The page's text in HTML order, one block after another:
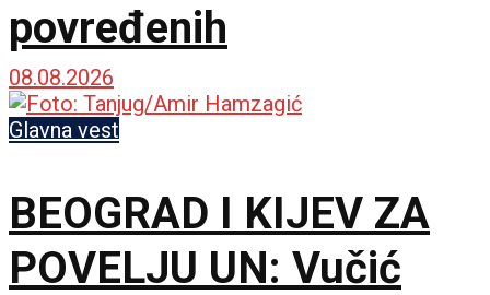
povređenih
08.08.2026
Glavna vest
BEOGRAD I KIJEV ZA
POVELJU UN: Vučić